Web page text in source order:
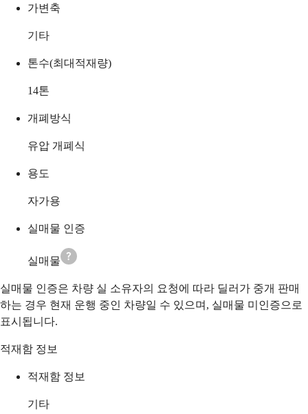
가변축
기타
톤수(최대적재량)
14톤
개폐방식
유압 개폐식
용도
자가용
실매물 인증
실매물
실매물 인증은 차량 실 소유자의 요청에 따라 딜러가 중개 판매
하는 경우 현재 운행 중인 차량일 수 있으며, 실매물 미인증으로
표시됩니다.
적재함 정보
적재함 정보
기타